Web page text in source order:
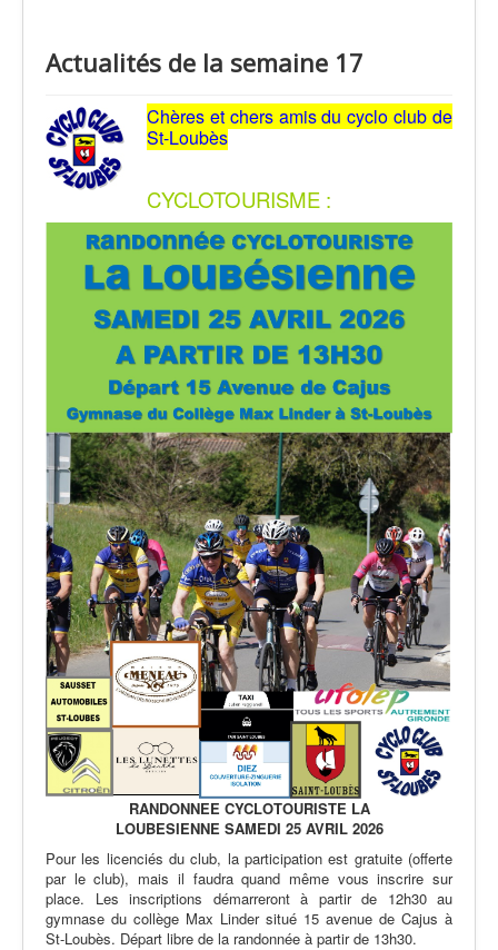
Actualités de la semaine 17
Chères et chers amis du cyclo club de
St-Loubès
CYCLOTOURISME :
RANDONNEE CYCLOTOURISTE LA
LOUBESIENNE SAMEDI 25 AVRIL 2026
Pour les licenciés du club, la participation est gratuite (offerte
par le club), mais il faudra quand même vous inscrire sur
place. Les inscriptions démarreront à partir de 12h30 au
gymnase du collège Max Linder situé 15 avenue de Cajus à
St-Loubès. Départ libre de la randonnée à partir de 13h30.